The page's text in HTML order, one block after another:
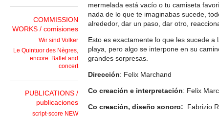
mermelada está vacío o tu camiseta
nada de lo que te imaginabas sucede,
alrededor, dar un paso, dar otro,
Esto es exactamente lo que les sucede
playa, pero algo se interpone en su
grandes sorpresas.
Dirección: Felix Marchand
Co creación e interpretación: Felix
Co creación, diseño sonoro: Fabrizio
COMMISSION
WORKS / comisiones
Wir sind Volker
Le Quintuor des Nègres,
encore. Ballet and
concert
PUBLICATIONS /
publicaciones
script-score NEW